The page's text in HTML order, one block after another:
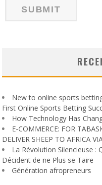
New to online sports
First Online Sports Betting
How Technology Has
E-COMMERCE: FOR
DELIVER SHEEP TO AFRICA
La Révolution Silencieuse :
Décident de ne Plus se Taire
Génération afropreneurs